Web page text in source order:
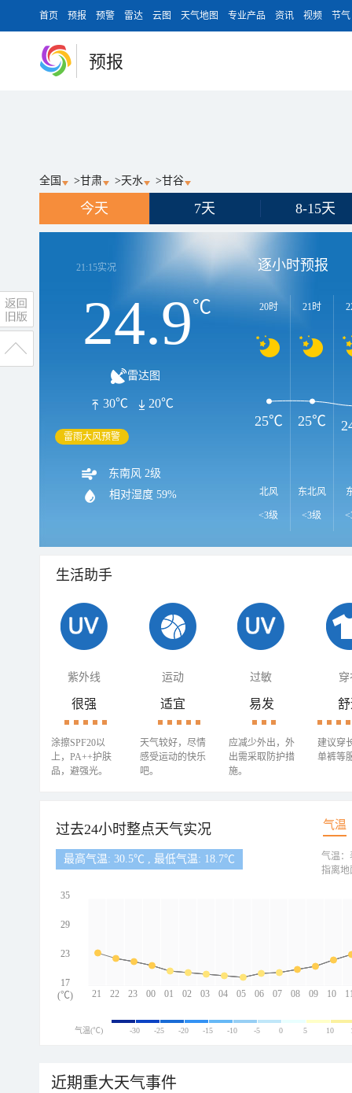
首页 预报 预警 雷达 云图 天气地图 专业产品 资讯 视频 节气
预报
全国 >甘肃 >天水 >甘谷
今天 7天 8-15天
21:15实况
24.9℃
雷达图
30℃ 20℃
雷雨大风预警
东南风 2级
相对湿度 59%
逐小时预报
20时
北风
<3级
21时
东北风
<3级
25℃ 25℃
生活助手
紫外线 运动 过敏 穿
很强
涂擦SPF20以
上，PA++护肤
品，避强光。
适宜
天气较好，尽情
感受运动的快乐
吧。
易发
应减少外出，外
出需采取防护措
施。
建议穿
单裤等
过去24小时整点天气实况 气温
最高气温: 30.5℃ , 最低气温: 18.7℃
21 22 23 00 01 02 03 04 05 06 07 08 09 10
35
29
23
17
(℃)
气温：
指离地
气温(℃) -30 -25 -20 -15 -10 -5 0 5 10
近期重大天气事件